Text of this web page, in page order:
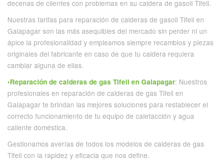
decenas de clientes con problemas en su caldera de gasoil Tifell.
Nuestras tarifas para reparación de calderas de gasoil Tifell en
Galapagar son las más asequibles del mercado sin perder ni un
ápice la profesionalidad y empleamos siempre recambios y piezas
originales del fabricante en caso de que tu caldera requiera
cambiar alguna de ellas.
•Reparación de calderas de gas Tifell en Galapagar: Nuestros
profesionales en reparación de calderas de gas Tifell en
Galapagar te brindan las mejores soluciones para restablecer el
correcto funcionamiento de tu equipo de calefacción y agua
caliente doméstica.
Gestionamos averías de todos los modelos de calderas de gas
Tifell con la rapidez y eficacia que nos define.